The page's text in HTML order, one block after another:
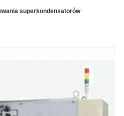
superkondensatorów